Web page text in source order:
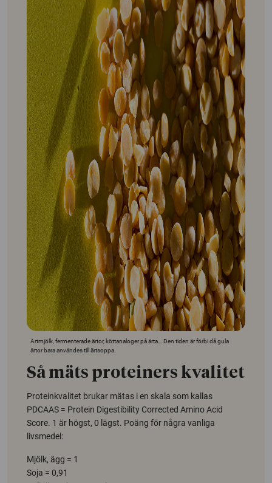
Ärtmjölk, fermenterade ärtor, köttanaloger på ärta… Den tiden är förbi då gula
ärtor bara användes till ärtsoppa.
Så mäts proteiners kvalitet
Proteinkvalitet brukar mätas i en skala som kallas
PDCAAS = Protein Digestibility Corrected Amino Acid
Score. 1 är högst, 0 lägst. Poäng för några vanliga
livsmedel:
Mjölk, ägg = 1
Soja = 0,91